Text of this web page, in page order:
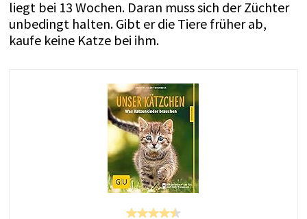
liegt bei 13 Wochen. Daran muss sich der Züchter
unbedingt halten. Gibt er die Tiere früher ab,
kaufe keine Katze bei ihm.